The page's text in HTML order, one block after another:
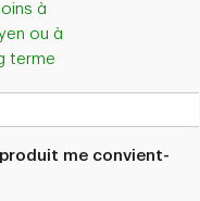
à
ou à
terme
me convient-